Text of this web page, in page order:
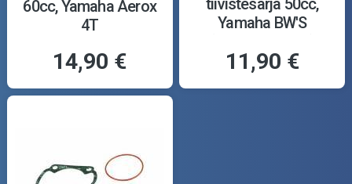
60cc, Yamaha Aerox
4T
14,90 €
Yamaha BW'S
11,90 €